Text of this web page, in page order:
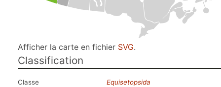
Afficher la carte en fichier SVG.
Classification
Classe
Equisetopsida